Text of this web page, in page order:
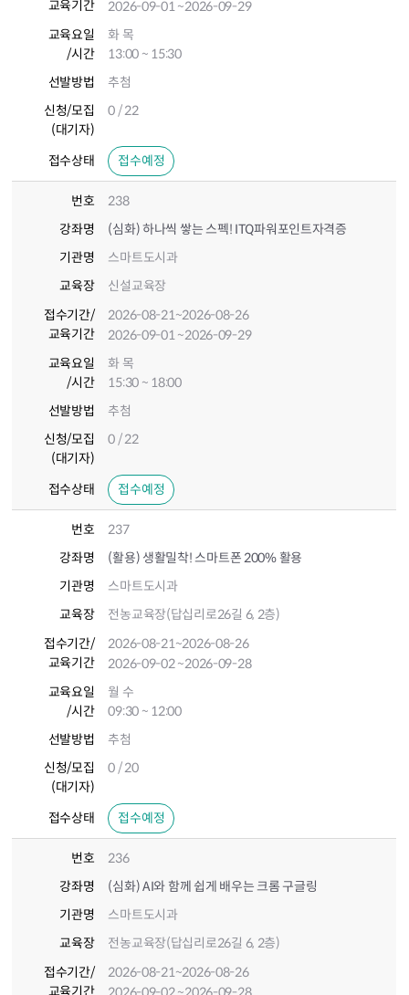
교육기간
2026-09-01~2026-09-29
교육요일
/시간
화 목
13:00 ~ 15:30
선발방법
추첨
신청/모집
(대기자)
0 / 22
접수상태 접수예정
번호
238
강좌명
(심화) 하나씩 쌓는 스펙! ITQ파워포인트자격증
기관명
스마트도시과
교육장
신설교육장
접수기간/
교육기간
2026-08-21~2026-08-26
2026-09-01~2026-09-29
교육요일
/시간
화 목
15:30 ~ 18:00
선발방법
추첨
신청/모집
(대기자)
0 / 22
접수상태 접수예정
번호
237
강좌명
(활용) 생활밀착! 스마트폰 200% 활용
기관명
스마트도시과
교육장
전농교육장(답십리로26길 6, 2층)
접수기간/
교육기간
2026-08-21~2026-08-26
2026-09-02~2026-09-28
교육요일
/시간
월 수
09:30 ~ 12:00
선발방법
추첨
신청/모집
(대기자)
0 / 20
접수상태 접수예정
번호
236
강좌명
(심화) AI와 함께 쉽게 배우는 크롬 구글링
기관명
스마트도시과
교육장
전농교육장(답십리로26길 6, 2층)
접수기간/
교육기간
2026-08-21~2026-08-26